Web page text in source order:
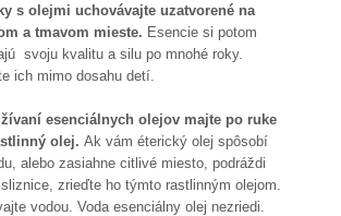
s olejmi uchovávajte uzatvorené na
a tmavom mieste. Esencie si potom
svoju kvalitu a silu po mnohé roky.
ich mimo dosahu detí.
esenciálnych olejov majte po ruke
olej. Ak vám éterický olej spôsobí
alebo zasiahne citlivé miesto, podráždi
zrieďte ho týmto rastlinným olejom.
vodou. Voda esenciálny olej nezriedi.